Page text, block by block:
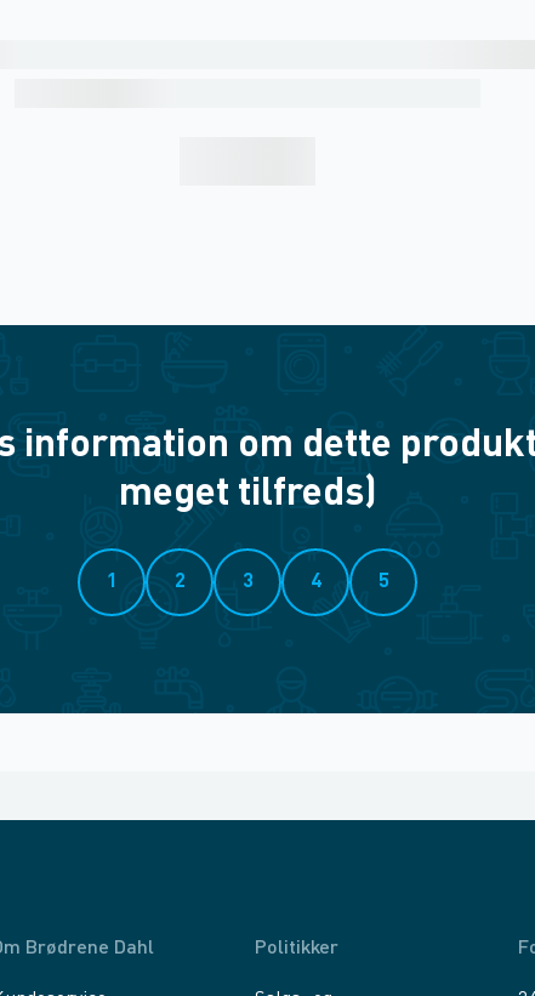
information om dette
meget tilfreds)
1 2 3 4 5
Brødrene Dahl Politikker